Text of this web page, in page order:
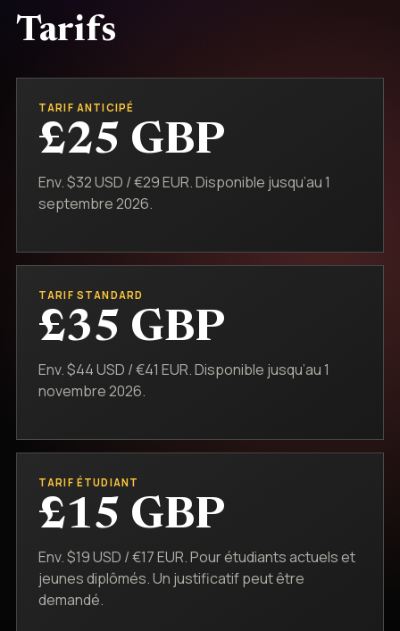
Tarifs
TARIF ANTICIPÉ
£25 GBP
Env. $32 USD / €29 EUR. Disponible jusqu’au 1
septembre 2026.
TARIF STANDARD
£35 GBP
Env. $44 USD / €41 EUR. Disponible jusqu’au 1
novembre 2026.
TARIF ÉTUDIANT
£15 GBP
Env. $19 USD / €17 EUR. Pour étudiants actuels et
jeunes diplômés. Un justificatif peut être
demandé.